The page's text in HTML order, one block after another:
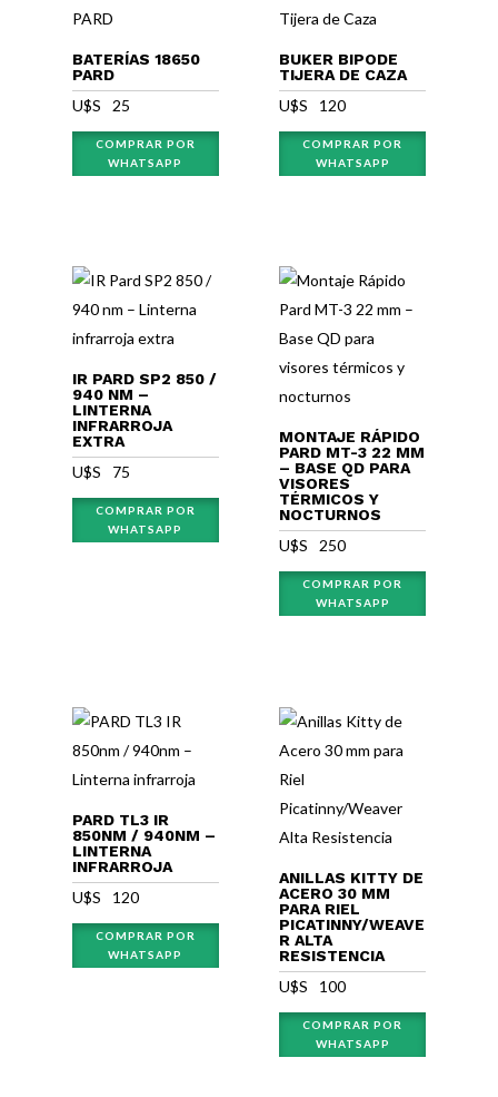
BATERÍAS 18650
PARD
U$S⠀ 25
COMPRAR POR
WHATSAPP
BUKER BIPODE
TIJERA DE CAZA
U$S⠀ 120
COMPRAR POR
WHATSAPP
IR PARD SP2 850 /
940 NM –
LINTERNA
INFRARROJA
EXTRA
U$S⠀ 75
COMPRAR POR
WHATSAPP
MONTAJE RÁPIDO
PARD MT-3 22 MM
– BASE QD PARA
VISORES
TÉRMICOS Y
NOCTURNOS
U$S⠀250
COMPRAR POR
WHATSAPP
PARD TL3 IR
850NM / 940NM –
LINTERNA
INFRARROJA
U$S⠀ 120
COMPRAR POR
WHATSAPP
ANILLAS KITTY DE
ACERO 30 MM
PARA RIEL
PICATINNY/WEAVE
R ALTA
RESISTENCIA
U$S⠀ 100
COMPRAR POR
WHATSAPP